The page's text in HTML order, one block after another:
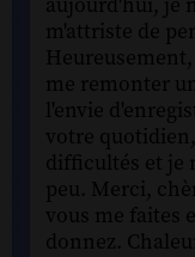
aujourd'hui, je
m'attriste de
me remonter
l'envie
votre
difficultés et je
peu. Merci,
vous me faites
donnez.